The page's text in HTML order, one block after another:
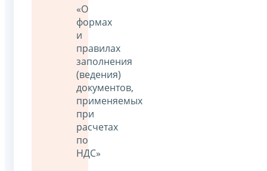
«О
формах
и
правилах
заполнения
(ведения)
документов,
применяемых
при
расчетах
по
НДС»